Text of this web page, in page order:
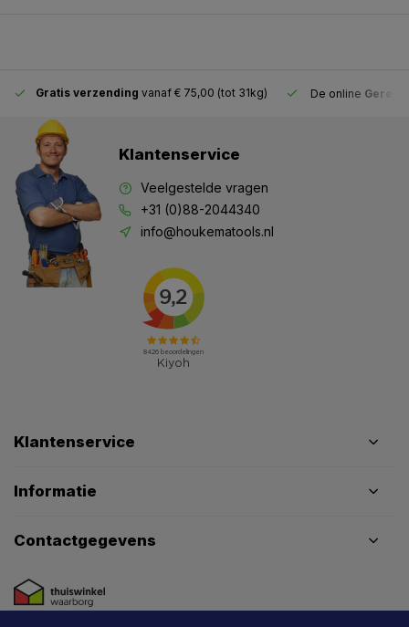
Gratis verzending vanaf € 75,00 (tot 31kg) De online
Klantenservice
Veelgestelde vragen
+31 (0)88-2044340
info@houkematools.nl
Klantenservice
Informatie
Contactgegevens